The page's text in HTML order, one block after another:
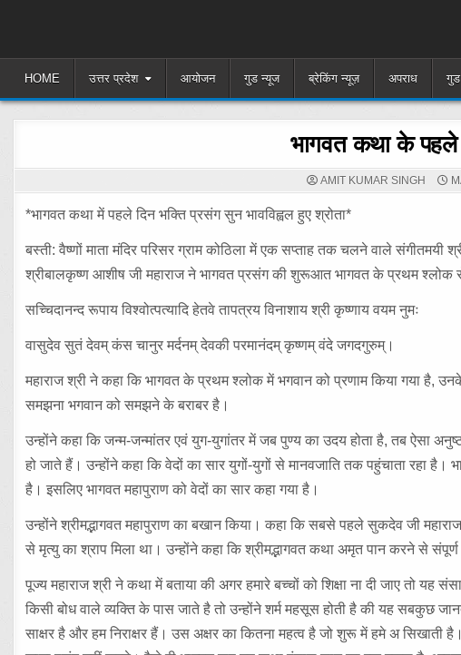
HOME उत्तर प्रदेश आयोजन गुड न्यूज ब्रेकिंग न्यूज़ अपराध
भागवत कथा के पहले
AMIT KUMAR SINGH
*भागवत कथा में पहले दिन भक्ति प्रसंग सुन भावविह्वल हुए श्रोता*
बस्ती: वैष्णों माता मंदिर परिसर ग्राम कोठिला में एक सप्ताह तक चलने वाले
श्रीबालकृष्ण आशीष जी महाराज ने भागवत प्रसंग की शुरूआत भागवत के प्रथम श्लोक
सच्चिदानन्द रूपाय विश्वोत्पत्यादि हेतवे तापत्रय विनाशाय श्री कृष्णाय वयम नुमः
वासुदेव सुतं देवम् कंस चानुर मर्दनम् देवकी परमानंदम् कृष्णम् वंदे जगदगुरुम्।
महाराज श्री ने कहा कि भागवत के प्रथम श्लोक में भगवान को प्रणाम किया गया है,
समझना भगवान को समझने के बराबर है।
उन्होंने कहा कि जन्म-जन्मांतर एवं युग-युगांतर में जब पुण्य का उदय होता है, तब ऐसा
हो जाते हैं। उन्होंने कहा कि वेदों का सार युगों-युगों से मानवजाति तक पहुंचाता रहा है।
है। इसलिए भागवत महापुराण को वेदों का सार कहा गया है।
उन्होंने श्रीमद्भागवत महापुराण का बखान किया। कहा कि सबसे पहले सुकदेव जी
से मृत्यु का श्राप मिला था। उन्होंने कहा कि श्रीमद्भागवत कथा अमृत पान करने से संपूर्ण
पूज्य महाराज श्री ने कथा में बताया की अगर हमारे बच्चों को शिक्षा ना दी जाए तो यह
किसी बोध वाले व्यक्ति के पास जाते है तो उन्होंने शर्म महसूस होती है की यह सबकुछ
साक्षर है और हम निराक्षर हैं। उस अक्षर का कितना महत्व है जो शुरू में हमे अ